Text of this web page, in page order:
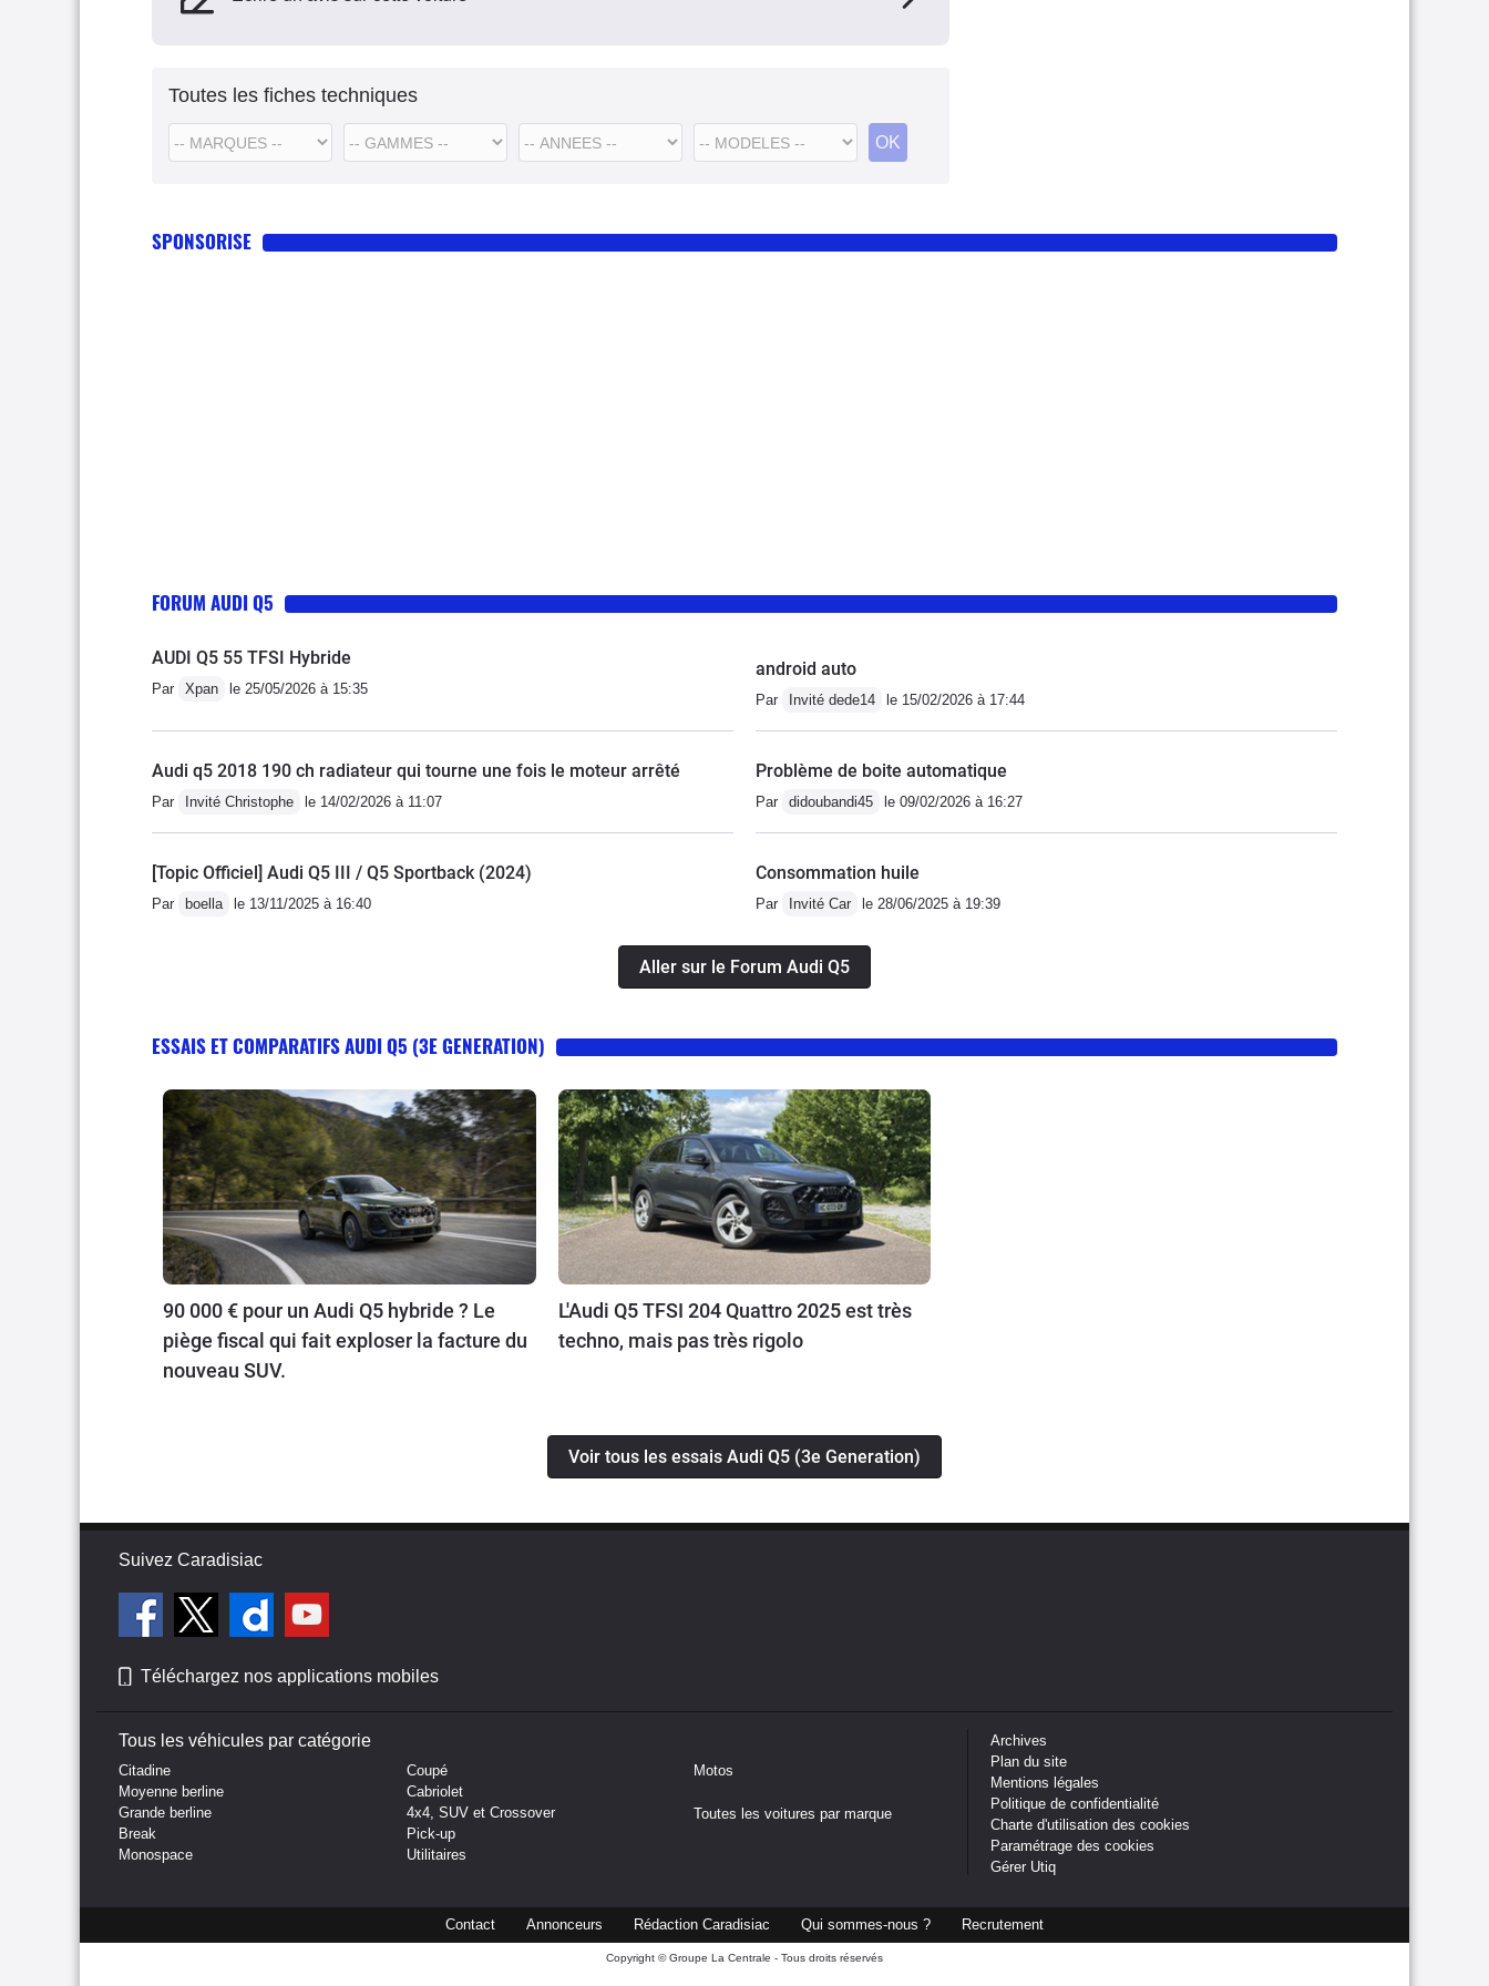
Toutes les fiches techniques
SPONSORISE
FORUM AUDI Q5
AUDI Q5 55 TFSI Hybride
Par Xpan le 25/05/2026 à 15:35
android auto
Par Invité dede14 le 15/02/2026 à 17:44
Audi q5 2018 190 ch radiateur qui tourne une fois le moteur arrêté
Par Invité Christophe le 14/02/2026 à 11:07
Problème de boite automatique
Par didoubandi45 le 09/02/2026 à 16:27
[Topic Officiel] Audi Q5 III / Q5 Sportback (2024)
Par boella le 13/11/2025 à 16:40
Consommation huile
Par Invité Car le 28/06/2025 à 19:39
Aller sur le Forum Audi Q5
ESSAIS ET COMPARATIFS AUDI Q5 (3E GENERATION)
90 000 € pour un Audi Q5 hybride ? Le
piège fiscal qui fait exploser la facture du
nouveau SUV.
L'Audi Q5 TFSI 204 Quattro 2025 est très
techno, mais pas très rigolo
Voir tous les essais Audi Q5 (3e Generation)
Suivez Caradisiac
Téléchargez nos applications mobiles
Tous les véhicules par catégorie
Citadine
Moyenne berline
Grande berline
Break
Monospace
Coupé
Cabriolet
4x4, SUV et Crossover
Pick-up
Utilitaires
Motos
Toutes les voitures par marque
Archives
Plan du site
Mentions légales
Politique de confidentialité
Charte d'utilisation des cookies
Paramétrage des cookies
Gérer Utiq
Contact Annonceurs Rédaction Caradisiac Qui sommes-nous ? Recrutement
Copyright © Groupe La Centrale - Tous droits réservés